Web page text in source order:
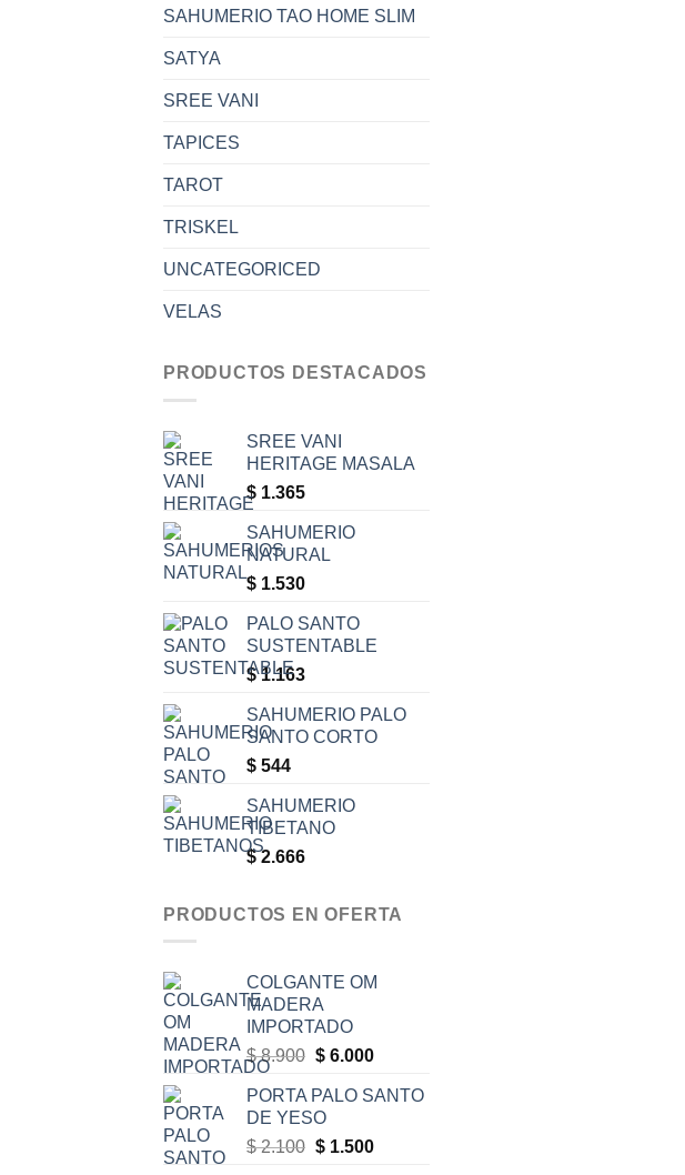
SAHUMERIO TAO HOME SLIM
SATYA
SREE VANI
TAPICES
TAROT
TRISKEL
UNCATEGORICED
VELAS
PRODUCTOS DESTACADOS
SREE VANI
HERITAGE MASALA
$ 1.365
SAHUMERIO
NATURAL
$ 1.530
PALO SANTO
SUSTENTABLE
$1.163
SAHUMERIO PALO
SANTO CORTO
$ 544
SAHUMERIO
TIBETANO
$2.666
PRODUCTOS EN OFERTA
COLGANTE OM
MADERA
IMPORTADO
$8.900 Original
was:
$ 8.900.
$6.000Current
is:
PORTA PALO SANTO
DE YESO
$2.100 Original
$1.500Current